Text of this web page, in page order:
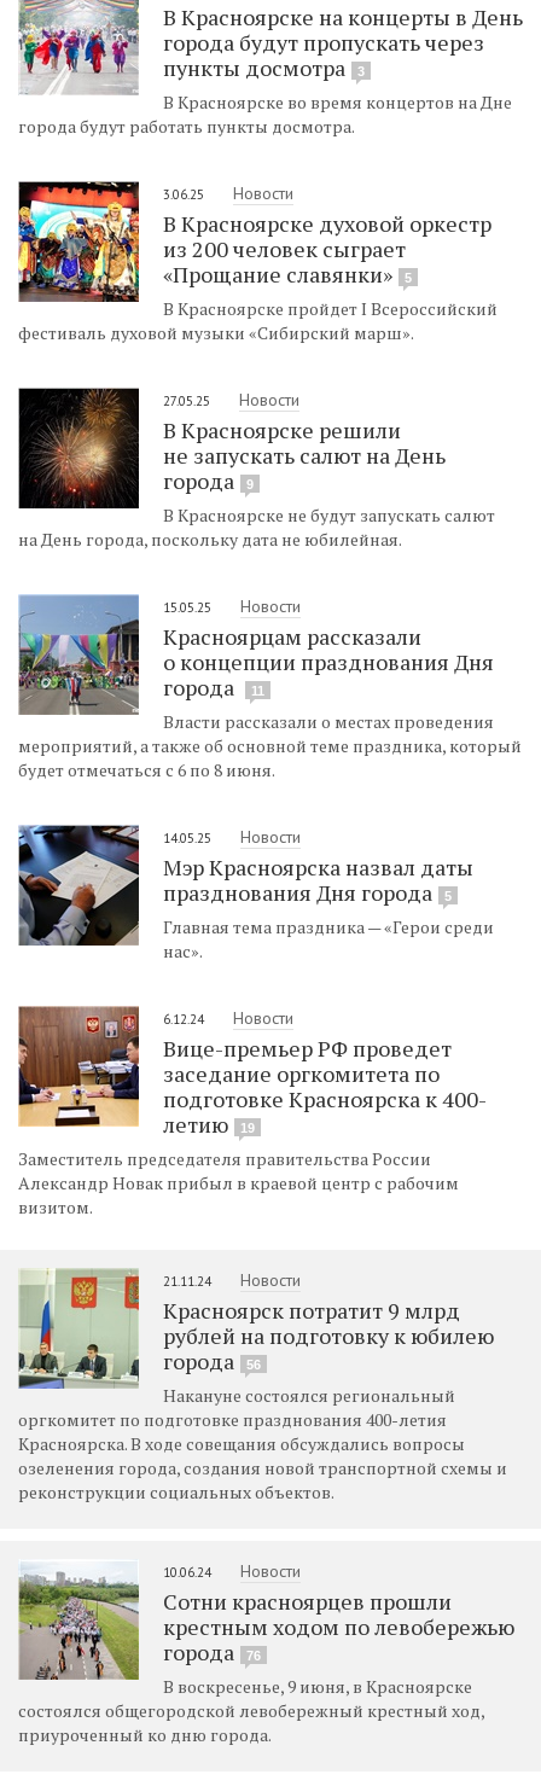
В Красноярске на концерты в День
города будут пропускать через
пункты досмотра
3
В Красноярске во время концертов на Дне
города будут работать пункты досмотра.
3.06.25 Новости
В Красноярске духовой оркестр
из 200 человек сыграет
«Прощание славянки»
5
В Красноярске пройдет I Всероссийский
фестиваль духовой музыки «Сибирский марш».
27.05.25 Новости
В Красноярске решили
не запускать салют на День
города
9
В Красноярске не будут запускать салют
на День города, поскольку дата не юбилейная.
15.05.25 Новости
Красноярцам рассказали
о концепции празднования Дня
города
11
Власти рассказали о местах проведения
мероприятий, а также об основной теме праздника, который
будет отмечаться с 6 по 8 июня.
14.05.25 Новости
Мэр Красноярска назвал даты
празднования Дня города
5
Главная тема праздника — «Герои среди
нас».
6.12.24 Новости
Вице-премьер РФ проведет
заседание оргкомитета по
подготовке Красноярска к 400-
летию
19
Заместитель председателя правительства России
Александр Новак прибыл в краевой центр с рабочим
визитом.
21.11.24 Новости
Красноярск потратит 9 млрд
рублей на подготовку к юбилею
города
56
Накануне состоялся региональный
оргкомитет по подготовке празднования 400-летия
Красноярска. В ходе совещания обсуждались вопросы
озеленения города, создания новой транспортной схемы и
реконструкции социальных объектов.
10.06.24 Новости
Сотни красноярцев прошли
крестным ходом по левобережью
города
76
В воскресенье, 9 июня, в Красноярске
состоялся общегородской левобережный крестный ход,
приуроченный ко дню города.